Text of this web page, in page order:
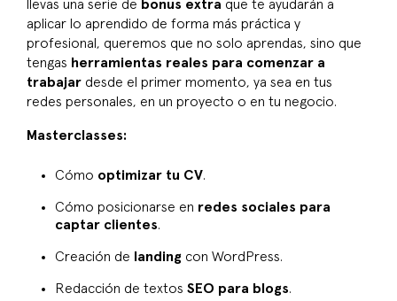
llevas una serie de bonus extra que te ayudarán a
aplicar lo aprendido de forma más práctica y
profesional, queremos que no solo aprendas, sino que
tengas herramientas reales para comenzar a
trabajar desde el primer momento, ya sea en tus
redes personales, en un proyecto o en tu negocio.
Masterclasses:
Cómo optimizar tu CV.
Cómo posicionarse en redes sociales para
captar clientes.
Creación de landing con WordPress.
Redacción de textos SEO para blogs.